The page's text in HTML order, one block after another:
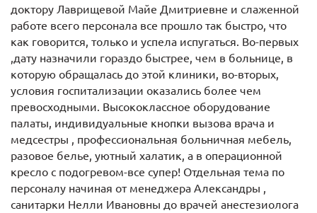
доктору Лаврищевой Майе Дмитриевне и слаженной
работе всего персонала все прошло так быстро, что
как говорится, только и успела испугаться. Во-первых
,дату назначили гораздо быстрее, чем в больнице, в
которую обращалась до этой клиники, во-вторых,
условия госпитализации оказались более чем
превосходными. Высококлассное оборудование
палаты, индивидуальные кнопки вызова врача и
медсестры , профессиональная больничная мебель,
разовое белье, уютный халатик, а в операционной
кресло с подогревом-все супер! Отдельная тема по
персоналу начиная от менеджера Александры ,
санитарки Нелли Ивановны до врачей анестезиолога